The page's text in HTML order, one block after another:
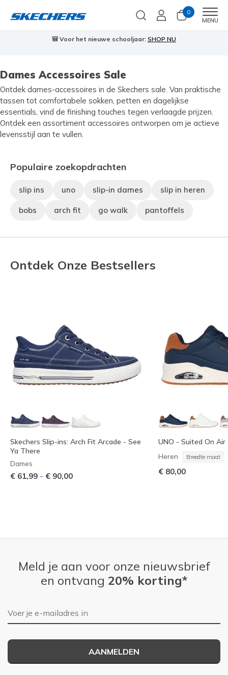
0
MENU
🎒 Voor het nieuwe schooljaar: SHOP NU
Dames Accessoires Sale
Ontdek dames-accessoires in de Skechers sale. Van praktische
tassen tot comfortabele sokken, petten en dagelijkse
essentials, vind de finishing touches tegen verlaagde prijzen.
Ontdek een assortiment accessoires ontworpen om je actieve
levensstijl aan te vullen.
Populaire zoekopdrachten
slip ins uno slip-in dames slip in heren
bobs arch fit go walk pantoffels
Ontdek Onze Bestsellers
Skechers Slip-ins: Arch Fit Arcade - See
Ya There
Dames
€ 61,99 - € 90,00
UNO - Suited On Air
Heren Breedte maat
€ 80,00
Meld je aan voor onze nieuwsbrief
en ontvang 20% korting*
E-mailadres
AANMELDEN